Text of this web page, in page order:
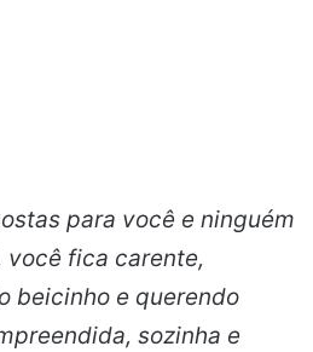
para você e ninguém
você fica carente,
beicinho e querendo
sozinha e